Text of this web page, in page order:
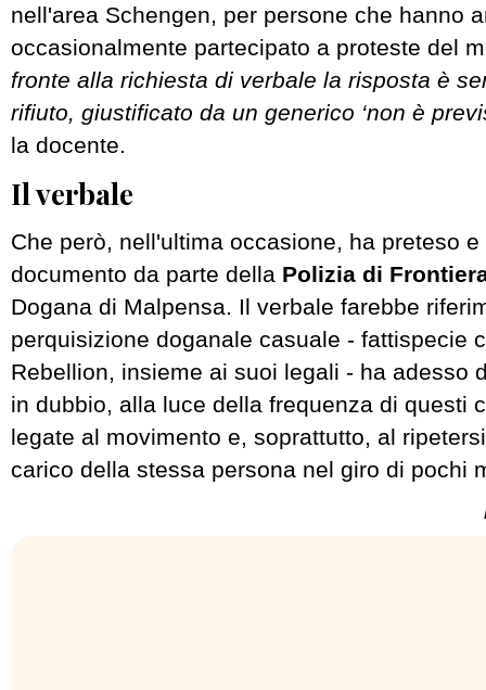
nell'area Schengen, per persone che hanno
occasionalmente partecipato a proteste del
fronte alla richiesta di verbale la risposta è
rifiuto, giustificato da un generico ‘non è
la docente.
Il verbale
Che però, nell'ultima occasione, ha preteso
documento da parte della Polizia di
Dogana di Malpensa. Il verbale farebbe
perquisizione doganale casuale - fattispecie
Rebellion, insieme ai suoi legali - ha adesso
in dubbio, alla luce della frequenza di questi
legate al movimento e, soprattutto, al
carico della stessa persona nel giro di pochi